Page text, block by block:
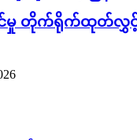
င်မှု တိုက်ရိုက်ထုတ်လွှ